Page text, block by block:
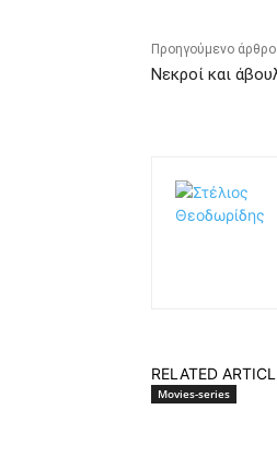
Προηγούμενο άρθρο
Νεκροί και
RELATED
Movies-series